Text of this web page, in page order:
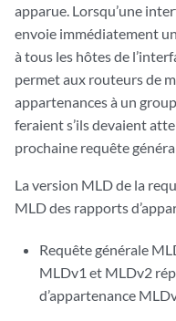
apparue. Lorsqu’une
envoie immédiatement
à tous les hôtes de
permet aux routeurs de
appartenances à un
feraient s’ils devaient
prochaine requête
La version MLD de la
MLD des rapports
Requête générale
MLDv1 et MLDv2
d’appartenance